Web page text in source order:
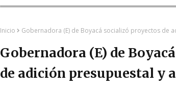
Inicio Gobernadora (E) de Boyacá socializó proyectos de
Gobernadora (E) de
de adición presupuestal y